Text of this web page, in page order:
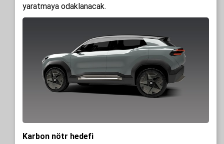
yaratmaya odaklanacak.
Karbon nötr hedefi